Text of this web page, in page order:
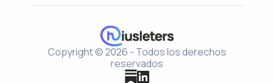
Copyright © 2026 - Todos los derechos
reservados